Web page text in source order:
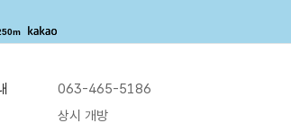
063-465-5186
상시 개방